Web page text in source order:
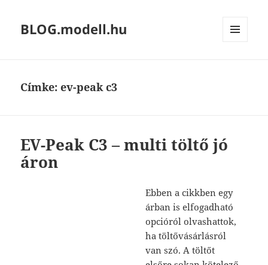
BLOG.modell.hu
Címke:ev-peak c3
EV-Peak C3 – multi töltő jó
áron
Ebben a cikkben egy
árban is elfogadható
opcióról olvashattok,
ha töltővásárlásról
van szó. A töltőt